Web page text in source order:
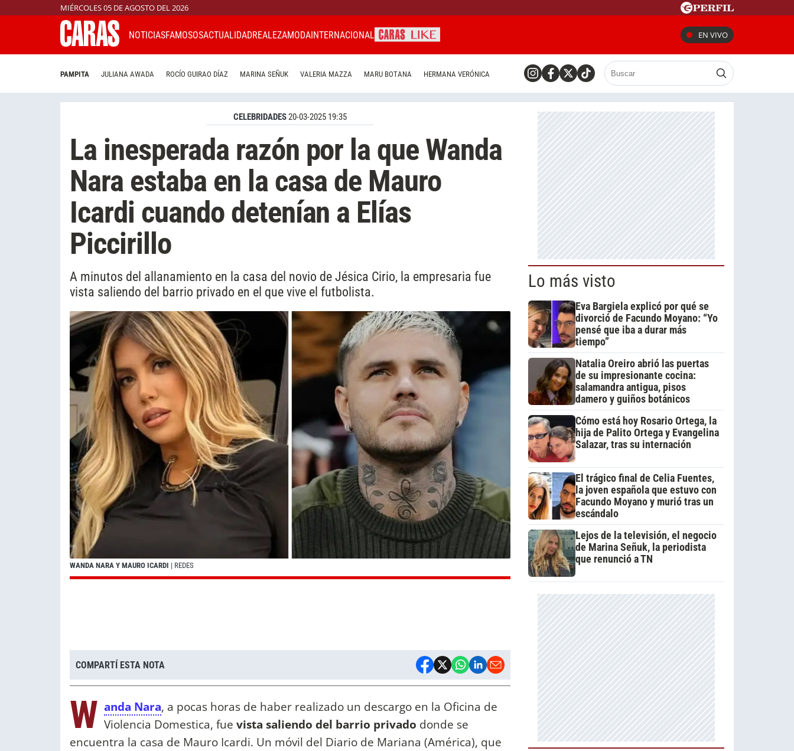
MIÉRCOLES 05 DE AGOSTO DEL 2026
NOTICIASFAMOSOSACTUALIDADREALEZAMODAINTERNACIONAL EN VIVO
PAMPITA JULIANA AWADA ROCÍO GUIRAO DÍAZ MARINA SEÑUK VALERIA MAZZA MARU BOTANA HERMANA VERÓNICA
CELEBRIDADES20-03-2025 19:35
La inesperada razón por la que Wanda
Nara estaba en la casa de Mauro
Icardi cuando detenían a Elías
Piccirillo
A minutos del allanamiento en la casa del novio de Jésica Cirio, la empresaria fue
vista saliendo del barrio privado en el que vive el futbolista.
WANDA NARA Y MAURO ICARDI | REDES
COMPARTÍ ESTA NOTA
W anda Nara, a pocas horas de haber realizado un descargo en la Oficina de
Violencia Domestica, fue vista saliendo del barrio privado donde se
encuentra la casa de Mauro Icardi. Un móvil del Diario de Mariana (América), que
Lo más visto
Eva Bargiela explicó por qué se
divorció de Facundo Moyano: “Yo
pensé que iba a durar más
tiempo”
Natalia Oreiro abrió las puertas
de su impresionante cocina:
salamandra antigua, pisos
damero y guiños botánicos
Cómo está hoy Rosario Ortega, la
hija de Palito Ortega y Evangelina
Salazar, tras su internación
El trágico final de Celia Fuentes,
la joven española que estuvo con
Facundo Moyano y murió tras un
escándalo
Lejos de la televisión, el negocio
de Marina Señuk, la periodista
que renunció a TN